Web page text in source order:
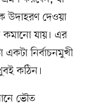
উদাহরণ দেওয়া
কমানো যায়। এর
নির্বাচনমুখী
কঠিন।
ভৌত